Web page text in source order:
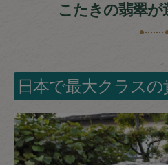
こたきの翡翠が
日本で最大クラス